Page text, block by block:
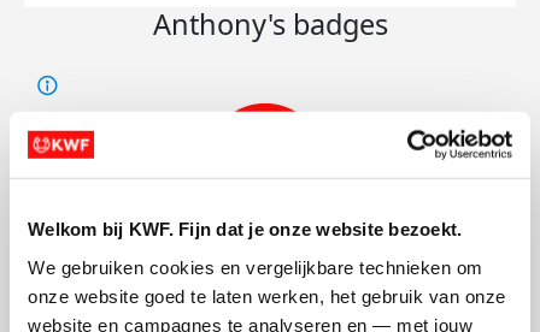
Welkom bij KWF. Fijn dat je onze website bezoekt.
We gebruiken cookies en vergelijkbare technieken om
onze website goed te laten werken, het gebruik van onze
website en campagnes te analyseren en — met jouw
Anthony's badges